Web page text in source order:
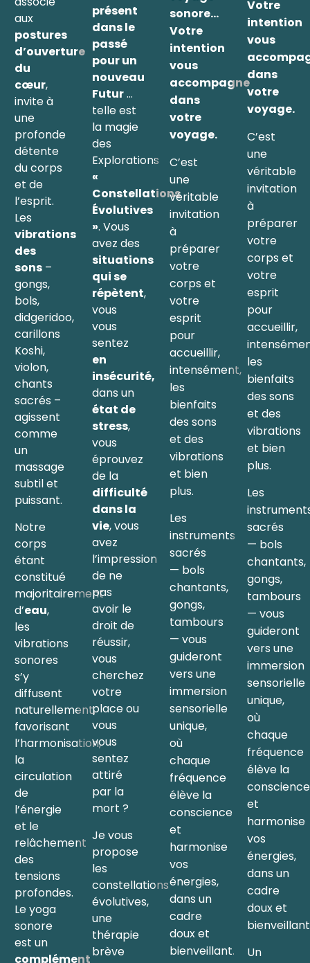
aux
postures
d’ouverture
du
cœur,
invite à
une
profonde
détente
du corps
et de
l’esprit.
Les
vibrations
des
sons –
gongs,
bols,
didgeridoo,
carillons
Koshi,
violon,
chants
sacrés –
agissent
comme
un
massage
subtil et
puissant.
Notre
corps
étant
constitué
majoritairement
d’eau,
les
vibrations
sonores
s’y
diffusent
naturellement,
favorisant
l’harmonisation,
la
circulation
de
l’énergie
et le
relâchement
des
tensions
profondes.
Le yoga
sonore
est un
complément
présent
dans le
passé
pour un
nouveau
Futur…
telle est
la magie
des
Explorations
«
Constellations
Évolutives
». Vous
avez des
situations
qui se
répètent,
vous
vous
sentez
en
insécurité,
dans un
état de
stress,
vous
éprouvez
de la
difficulté
dans la
vie, vous
avez
l’impression
de ne
pas
avoir le
droit de
réussir,
vous
cherchez
votre
place ou
vous
vous
sentez
attiré
par la
mort ?
Je vous
propose
les
constellations
évolutives,
une
thérapie
brève
sonore…
Votre
intention
vous
accompagne
dans
votre
voyage.
C’est
une
véritable
invitation
à
préparer
votre
corps et
votre
esprit
pour
accueillir,
intensément,
les
bienfaits
des sons
et des
vibrations
et bien
plus.
Les
instruments
sacrés
— bols
chantants,
gongs,
tambours
— vous
guideront
vers une
immersion
sensorielle
unique,
où
chaque
fréquence
élève la
conscience
et
harmonise
vos
énergies,
dans un
cadre
doux et
bienveillant.
Votre
intention
vous
dans
votre
voyage.
C’est
une
véritable
invitation
à
préparer
votre
corps et
votre
esprit
pour
accueillir,
les
bienfaits
des sons
et des
vibrations
et bien
plus.
Les
sacrés
— bols
chantants,
gongs,
tambours
— vous
guideront
vers une
immersion
sensorielle
unique,
où
chaque
fréquence
élève la
conscience
et
harmonise
vos
énergies,
dans un
cadre
doux et
Un